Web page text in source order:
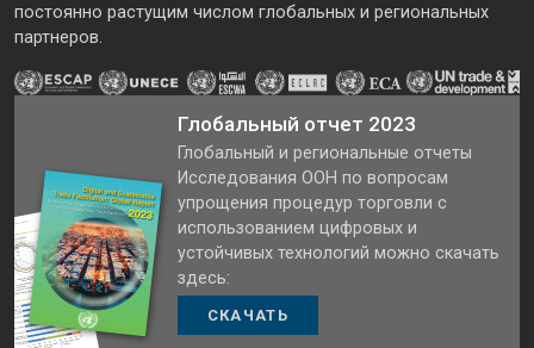
постоянно растущим числом глобальных и региональных
партнеров.
Глобальный отчет 2023
Глобальный и региональные отчеты
Исследования ООН по вопросам
упрощения процедур торговли с
использованием цифровых и
устойчивых технологий можно скачать
здесь:
СКАЧАТЬ